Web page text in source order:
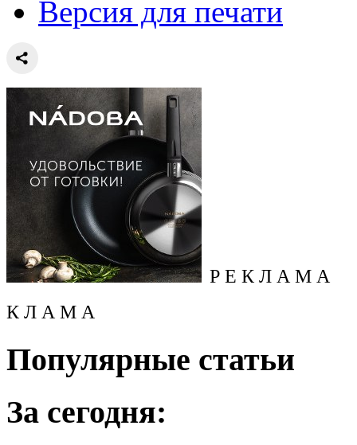
Версия для печати
Р Е К Л А М А
К Л А М А
Популярные статьи
За сегодня: